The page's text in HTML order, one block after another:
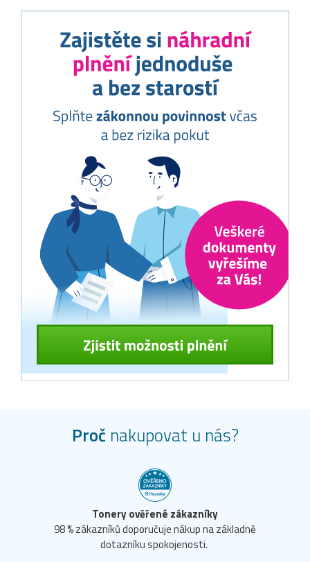
Proč nakupovat u nás?
Tonery ověřené zákazníky
98 % zákazníků doporučuje nákup na základně
dotazníku spokojenosti.